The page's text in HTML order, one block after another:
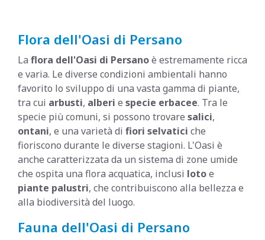
Flora dell'Oasi di Persano
La flora dell'Oasi di Persanoè estremamente ricca
e varia. Le diverse condizioni ambientali hanno
favorito lo sviluppo di una vasta gamma di piante,
tra cui arbusti, alberi e specie erbacee. Tra le
specie più comuni, si possono trovare salici,
ontani, e una varietà di fiori selvatici che
fioriscono durante le diverse stagioni. L'Oasi è
anche caratterizzata da un sistema di zone umide
che ospita una flora acquatica, inclusi lotoe
piante palustri, che contribuiscono alla bellezza e
alla biodiversità del luogo.
Fauna dell'Oasi di Persano